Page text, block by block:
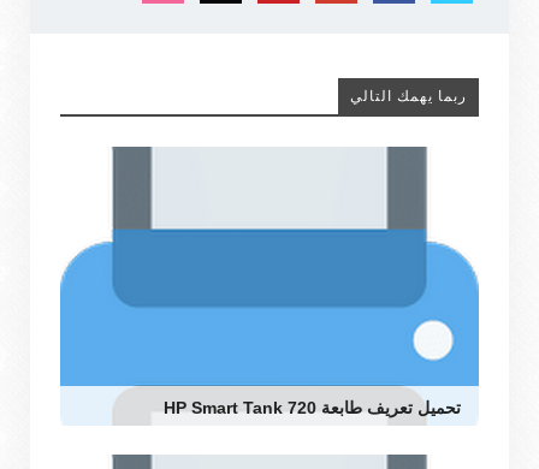
ربما يهمك التالي
تحميل تعريف طابعة HP Smart Tank 720